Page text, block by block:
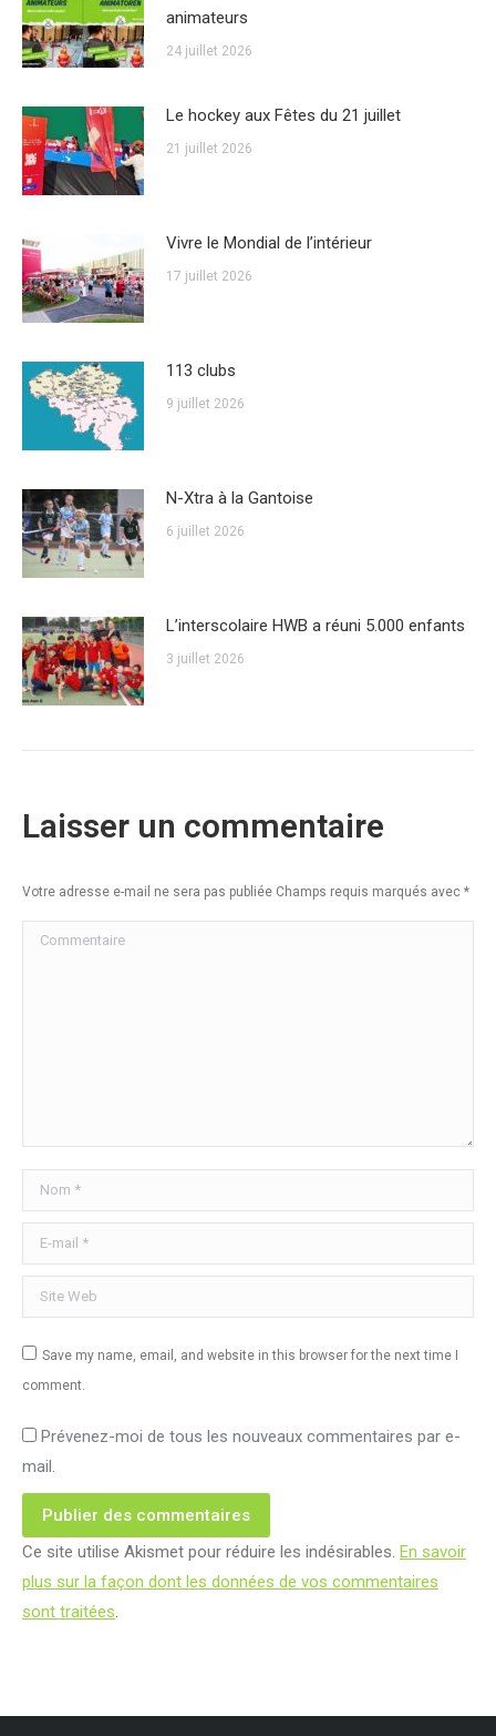
animateurs
24 juillet 2026
Le hockey aux Fêtes du 21 juillet
21 juillet 2026
Vivre le Mondial de l’intérieur
17 juillet 2026
113 clubs
9 juillet 2026
N-Xtra à la Gantoise
6 juillet 2026
L’interscolaire HWB a réuni 5.000 enfants
3 juillet 2026
Laisser un commentaire
Votre adresse e-mail ne sera pas publiée Champs requis marqués avec *
Commentaire
Nom *
E-mail *
Site Web
Save my name, email, and website in this browser for the next time I
comment.
Prévenez-moi de tous les nouveaux commentaires par e-
mail.
Publier des commentaires
Ce site utilise Akismet pour réduire les indésirables. En savoir
plus sur la façon dont les données de vos commentaires
sont traitées.